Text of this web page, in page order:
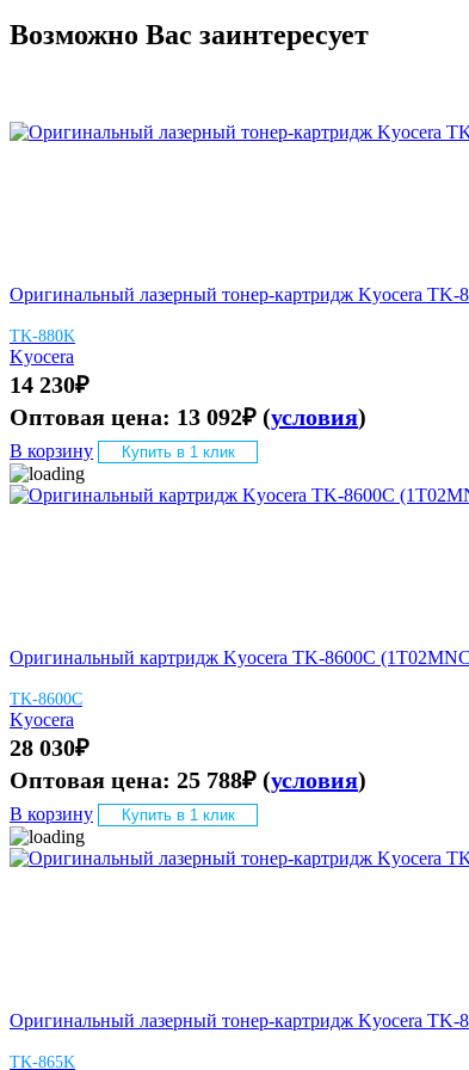
Возможно Вас заинтересует
Оригинальный лазерный тонер-картридж Kyocera
TK-880K
Kyocera
14 230₽
Оптовая цена: 13 092₽ (условия)
В корзину Купить в 1 клик
Оригинальный картридж Kyocera TK-8600C
TK-8600C
Kyocera
28 030₽
Оптовая цена: 25 788₽ (условия)
В корзину Купить в 1 клик
Оригинальный лазерный тонер-картридж Kyocera
TK-865K